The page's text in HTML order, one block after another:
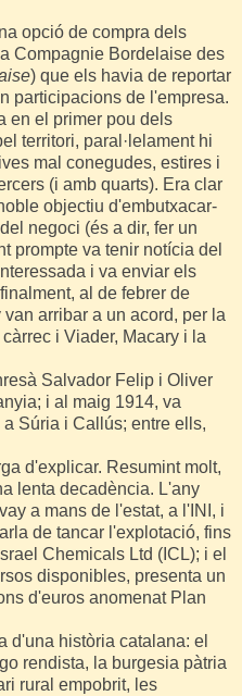
opció de compra dels
Compagnie Bordelaise des
) que els havia de reportar
participacions de l'empresa.
en el primer pou dels
territori, paral·lelament hi
mal conegudes, estires i
(i amb quarts). Era clar
objectiu d'embutxacar-
negoci (és a dir, fer un
prompte va tenir notícia del
i va enviar els
al de febrer de
van arribar a un acord, per la
i Viader, Macary i la
Salvador Felip i Oliver
i al maig 1914, va
Súria i Callús; entre ells,
d'explicar. Resumint molt,
lenta decadència. L'any
a mans de l'estat, a l'INI, i
de tancar l'explotació, fins
Chemicals Ltd (ICL); i el
disponibles, presenta un
d'euros anomenat Plan
d'una història catalana: el
rendista, la burgesia pàtria
rural empobrit, les